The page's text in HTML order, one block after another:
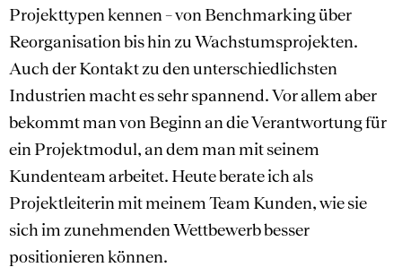
Projekttypen kennen – von Benchmarking über
Reorganisation bis hin zu Wachstumsprojekten.
Auch der Kontakt zu den unterschiedlichsten
Industrien macht es sehr spannend. Vor allem aber
bekommt man von Beginn an die Verantwortung für
ein Projektmodul, an dem man mit seinem
Kundenteam arbeitet. Heute berate ich als
Projektleiterin mit meinem Team Kunden, wie sie
sich im zunehmenden Wettbewerb besser
positionieren können.